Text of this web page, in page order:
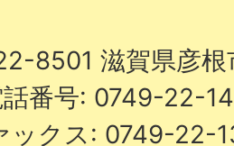
8501 滋賀県彦
番号: 0749-22-
ックス: 0749-22-